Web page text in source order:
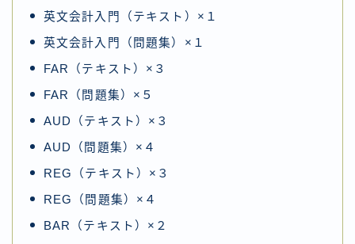
英文会計入門（テキスト）×１
英文会計入門（問題集）×１
FAR（テキスト）×３
FAR（問題集）×５
AUD（テキスト）×３
AUD（問題集）×４
REG（テキスト）×３
REG（問題集）×４
BAR（テキスト）×２